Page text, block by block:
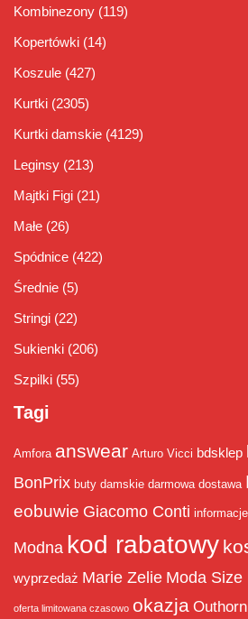
Kombinezony (119)
Kopertówki (14)
Koszule (427)
Kurtki (2305)
Kurtki damskie (4129)
Leginsy (213)
Majtki Figi (21)
Małe (26)
Spódnice (422)
Średnie (5)
Stringi (22)
Sukienki (206)
Szpilki (55)
Tagi
Amfora answear Arturo Vicci bdsklep
BonPrix buty damskie darmowa dostawa
eobuwie Giacomo Conti informacje
Modna kod rabatowy
wyprzedaż Marie Zelie Moda Size
oferta limitowana czasowo okazja Outhorn